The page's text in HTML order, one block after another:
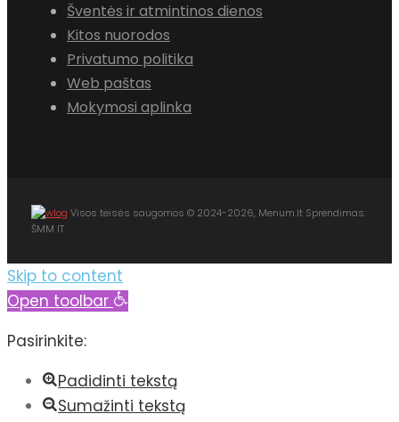
Šventės ir atmintinos dienos
Kitos nuorodos
Privatumo politika
Web paštas
Mokymosi aplinka
Visos teisės saugomos © 2024-2026, Menum.lt Sprendimas:
ŠMM IT
Skip to content
Open toolbar
Pasirinkite:
Padidinti tekstą
Sumažinti tekstą